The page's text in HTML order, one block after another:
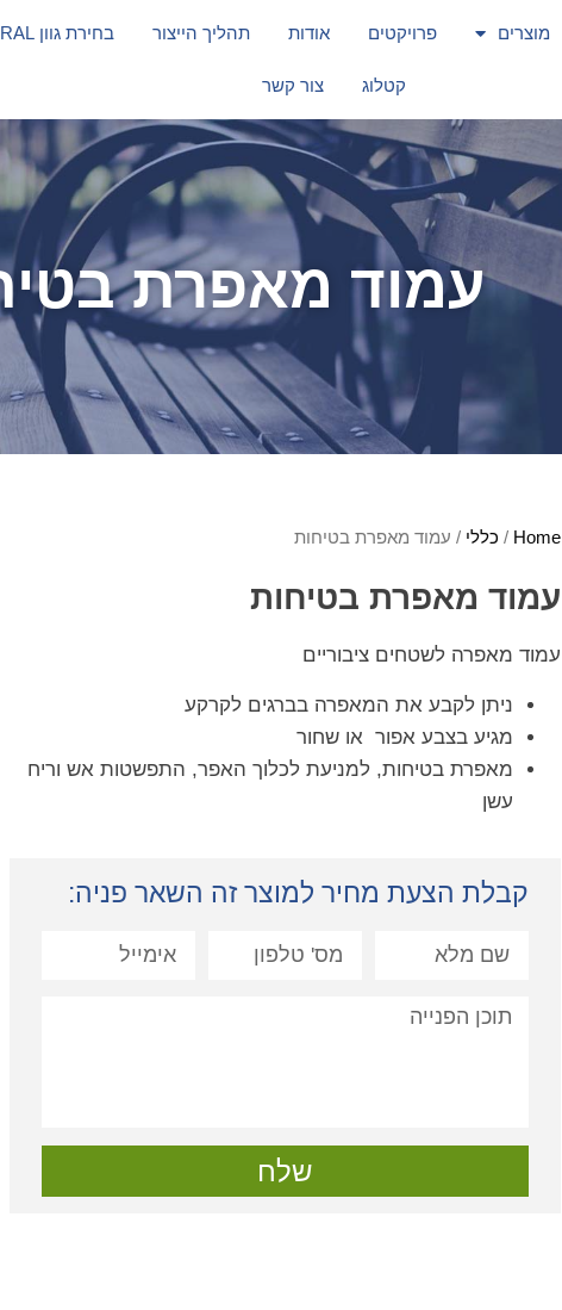
מוצרים פרויקטים אודות תהליך הייצור בחירת גוון RAL
קטלוג צור קשר
עמוד מאפרת
Home
/ כללי / עמוד מאפרת בטיחות
עמוד מאפרת בטיחות
עמוד מאפרה לשטחים ציבוריים
ניתן לקבע את המאפרה בברגים לקרקע
מגיע בצבע אפור או שחור
מאפרת בטיחות, למניעת לכלוך האפר, התפשטות אש וריח
עשן
קבלת הצעת מחיר למוצר זה השאר פניה:
שלח